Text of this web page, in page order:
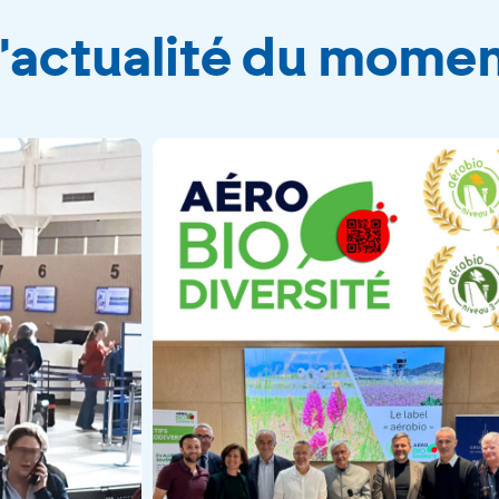
du